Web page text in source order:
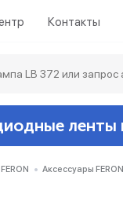
Контакты
ленты
Аксессуары FERON